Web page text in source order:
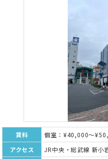
賃料
個室：¥40,000～
アクセス
JR中央・総武線 新小